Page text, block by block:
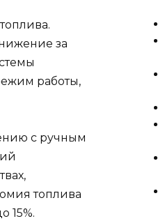
за
работы,
с ручным
топлива
15%.